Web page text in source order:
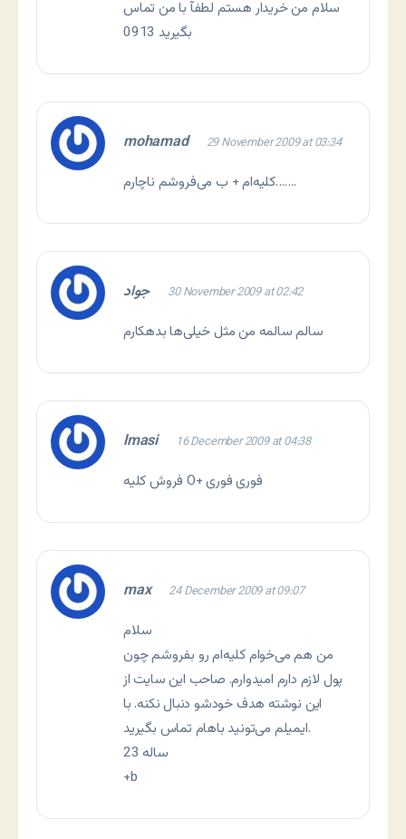
سلام من خریدار هستم لطفآ با من تماس
بگیرید 0913
mohamad 29 November 2009 at 03:34
کلیه‌ام + ب می‌فروشم ناچارم…….
جواد 30 November 2009 at 02:42
سالم سالمه من مثل خیلی‌ها بدهکارم
lmasi 16 December 2009 at 04:38
فروش کلیه O+ فوری فوری
max 24 December 2009 at 09:07
سلام
من هم می‌خوام کلیه‌ام رو بفروشم چون
این نوشته هدف خودشو دنبال نکنه. با
ایمیلم می‌تونید باهام تماس بگیرید.
23 ساله
+b